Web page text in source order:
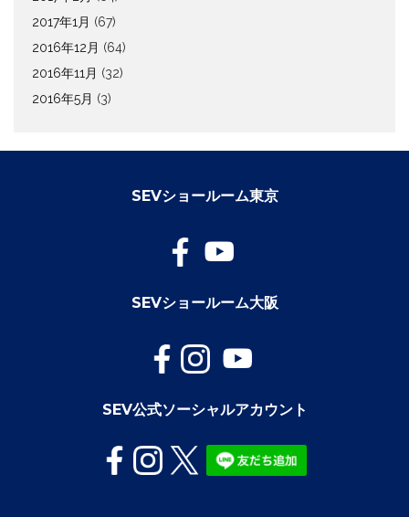
2017年1月 (67)
2016年12月 (64)
2016年11月 (32)
2016年5月 (3)
SEVショールーム東京
SEVショールーム大阪
SEV公式ソーシャルアカウント